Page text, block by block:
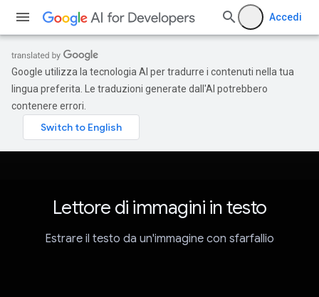
Accedi
Google utilizza la tecnologia AI per tradurre i contenuti nella tua
lingua preferita. Le traduzioni generate dall'AI potrebbero
contenere errori.
Lettore di immagini in testo
Estrare il testo da un'immagine con sfarfallio